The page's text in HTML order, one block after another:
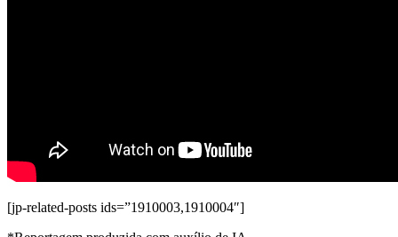
[jp-related-posts ids=”1910003,1910004″]